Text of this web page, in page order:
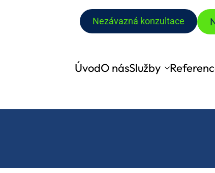
Nezávazná konzultace
ÚvodO násSlužby